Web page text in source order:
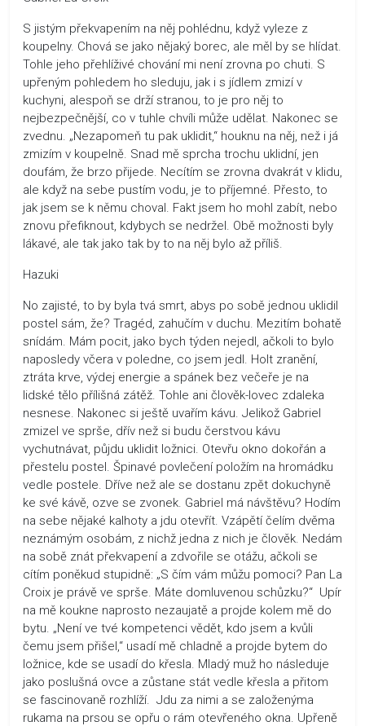
S jistým překvapením na něj pohlédnu, když vyleze z
koupelny. Chová se jako nějaký borec, ale měl by se hlídat.
Tohle jeho přehlíživé chování mi není zrovna po chuti. S
upřeným pohledem ho sleduju, jak i s jídlem zmizí v
kuchyni, alespoň se drží stranou, to je pro něj to
nejbezpečnější, co v tuhle chvíli může udělat. Nakonec se
zvednu. „Nezapomeň tu pak uklidit,“ houknu na něj, než i já
zmizím v koupelně. Snad mě sprcha trochu uklidní, jen
doufám, že brzo přijede. Necítím se zrovna dvakrát v klidu,
ale když na sebe pustím vodu, je to příjemné. Přesto, to
jak jsem se k němu choval. Fakt jsem ho mohl zabít, nebo
znovu přefiknout, kdybych se nedržel. Obě možnosti byly
lákavé, ale tak jako tak by to na něj bylo až příliš.
Hazuki
No zajisté, to by byla tvá smrt, abys po sobě jednou uklidil
postel sám, že? Tragéd, zahučím v duchu. Mezitím bohatě
snídám. Mám pocit, jako bych týden nejedl, ačkoli to bylo
naposledy včera v poledne, co jsem jedl. Holt zranění,
ztráta krve, výdej energie a spánek bez večeře je na
lidské tělo přílišná zátěž. Tohle ani člověk-lovec zdaleka
nesnese. Nakonec si ještě uvařím kávu. Jelikož Gabriel
zmizel ve sprše, dřív než si budu čerstvou kávu
vychutnávat, půjdu uklidit ložnici. Otevřu okno dokořán a
přestelu postel. Špinavé povlečení položím na hromádku
vedle postele. Dříve než ale se dostanu zpět dokuchyně
ke své kávě, ozve se zvonek. Gabriel má návštěvu? Hodím
na sebe nějaké kalhoty a jdu otevřít. Vzápětí čelím dvěma
neznámým osobám, z nichž jedna z nich je člověk. Nedám
na sobě znát překvapení a zdvořile se otážu, ačkoli se
cítím poněkud stupidně: „S čím vám můžu pomoci? Pan La
Croix je právě ve sprše. Máte domluvenou schůzku?“ Upír
na mě koukne naprosto nezaujatě a projde kolem mě do
bytu. „Není ve tvé kompetenci vědět, kdo jsem a kvůli
čemu jsem přišel,“ usadí mě chladně a projde bytem do
ložnice, kde se usadí do křesla. Mladý muž ho následuje
jako poslušná ovce a zůstane stát vedle křesla a přitom
se fascinovaně rozhlíží. Jdu za nimi a se založenýma
rukama na prsou se opřu o rám otevřeného okna. Upřeně